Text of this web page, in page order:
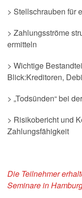
> Stellschrauben für
> Zahlungsströme
ermitteln
> Wichtige
Blick:Kreditoren,
> „Todsünden“ bei
> Risikobericht und
Zahlungsfähigkeit
Die Teilnehmer
Seminare in